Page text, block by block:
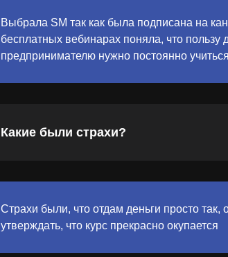
Выбрала SM так как была подписана на
бесплатных вебинарах поняла, что пользу
предпринимателю нужно постоянно
Какие были страхи?
Страхи были, что отдам деньги просто так,
утверждать, что курс прекрасно окупается